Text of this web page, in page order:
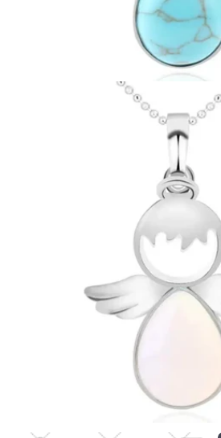
Ouvrir le média 18 en mode modal